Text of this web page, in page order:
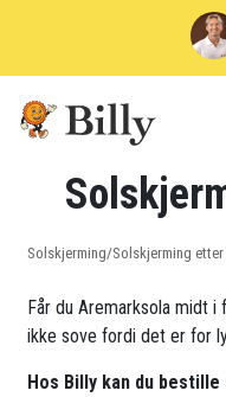
Solskjerming/Solskjerming
Får du Aremarksola midt i
ikke sove fordi det er for
Hos Billy kan du